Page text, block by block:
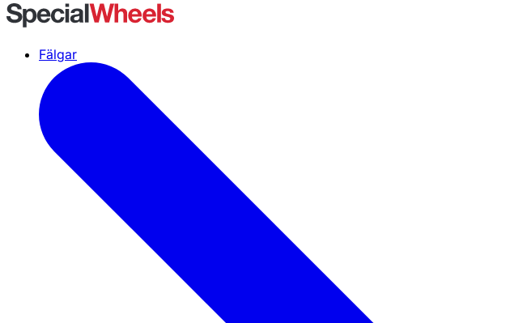
Fälgar